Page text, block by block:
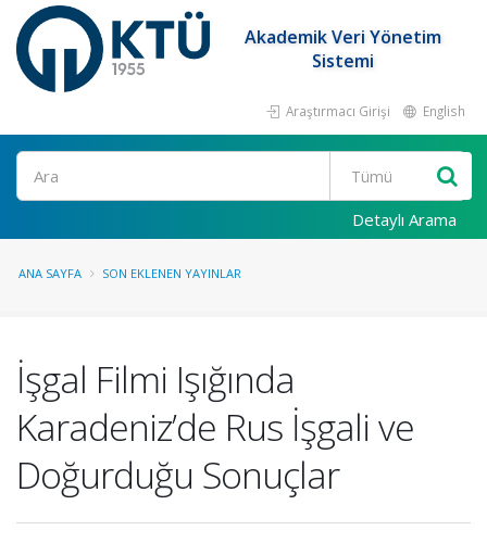
Akademik Veri Yönetim
Sistemi
Araştırmacı Girişi English
Ara
Detaylı Arama
ANA SAYFA SON EKLENEN YAYINLAR
İşgal Filmi Işığında
Karadeniz’de Rus İşgali ve
Doğurduğu Sonuçlar